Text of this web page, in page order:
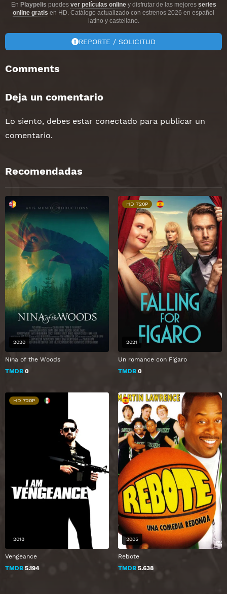
En Playpelis puedes ver películas onliney disfrutar de las mejores series
online gratis en HD. Catálogo actualizado con estrenos 2026 en español
latino y castellano.
REPORTE / SOLICITUD
Comments
Deja un comentario
Lo siento, debes estar conectado para publicar un
comentario.
Recomendadas
Nina of the Woods
TMDB 0
2020
Un romance con Fígaro
TMDB 0
HD 720P
2021
Vengeance
TMDB 5.194
HD 720P
2018
Rebote
TMDB 5.638
2005